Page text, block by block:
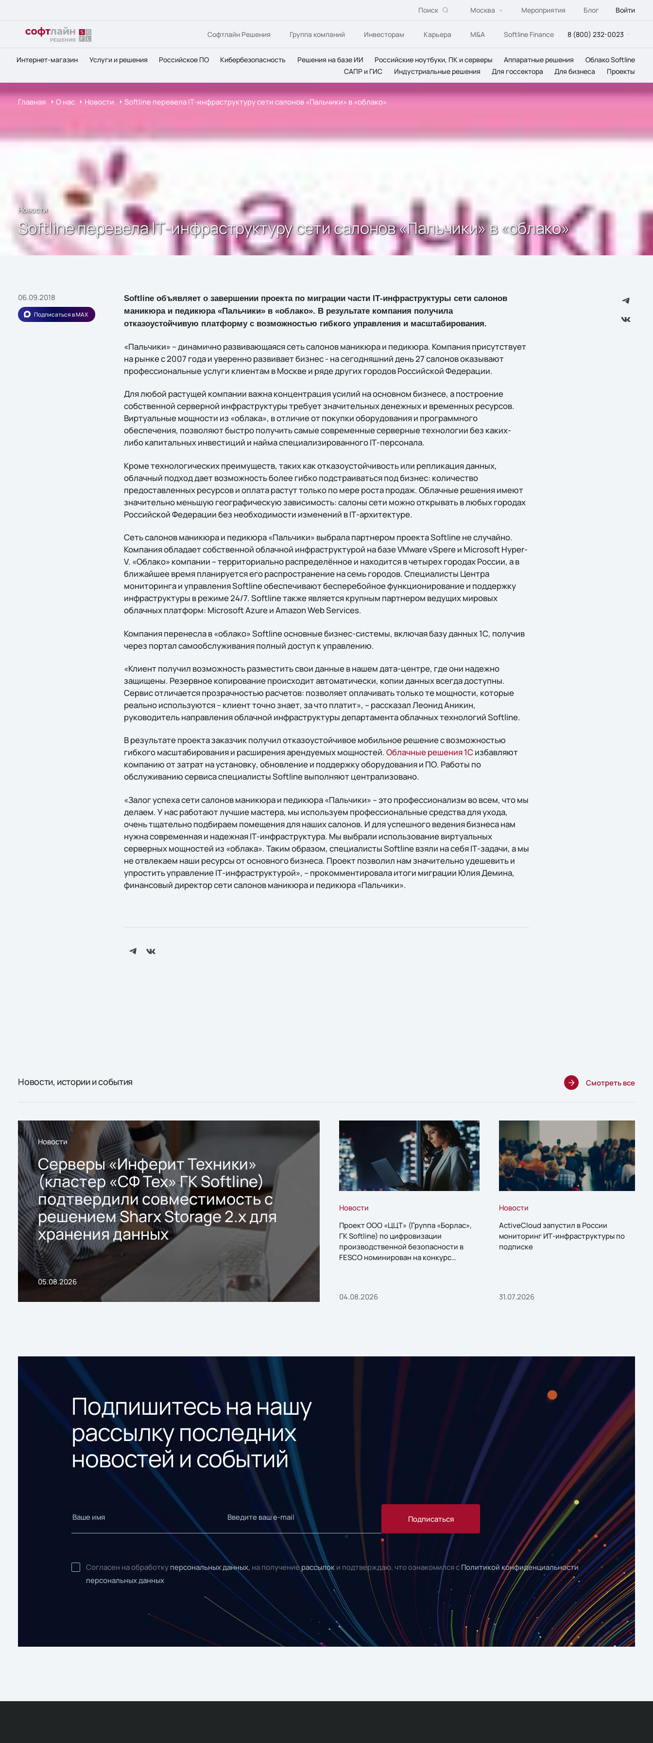
Поиск Москва Мероприятия Блог Войти
Софтлайн Решения Группа компаний Инвесторам Карьера M&A Softline Finance 8 (800) 232-0023
Интернет-магазин Услуги и решения Российское ПО Кибербезопасность Решения на базе ИИ Российские ноутбуки, ПК и серверы Аппаратные решения
Облако Softline
САПР и ГИС
Индустриальные решения Для госсектора Для бизнеса Проекты
Главная О нас Новости Softline перевела IТ-инфраструктуру сети салонов «Пальчики» в «облако»
Новости
Softline перевела IТ-инфраструктуру сети салонов «Пальчики» в «облако»
06.09.2018
Подписаться в MAX
Softline объявляет о завершении проекта по миграции части IТ-инфраструктуры сети салонов
маникюра и педикюра «Пальчики» в «облако». В результате компания получила
отказоустойчивую платформу с возможностью гибкого управления и масштабирования.
«Пальчики» – динамично развивающаяся сеть салонов маникюра и педикюра. Компания присутствует
на рынке с 2007 года и уверенно развивает бизнес - на сегодняшний день 27 салонов оказывают
профессиональные услуги клиентам в Москве и ряде других городов Российской Федерации.
Для любой растущей компании важна концентрация усилий на основном бизнесе, а построение
собственной серверной инфраструктуры требует значительных денежных и временных ресурсов.
Виртуальные мощности из «облака», в отличие от покупки оборудования и программного
обеспечения, позволяют быстро получить самые современные серверные технологии без каких-
либо капитальных инвестиций и найма специализированного IТ-персонала.
Кроме технологических преимуществ, таких как отказоустойчивость или репликация данных,
облачный подход дает возможность более гибко подстраиваться под бизнес: количество
предоставленных ресурсов и оплата растут только по мере роста продаж. Облачные решения имеют
значительно меньшую географическую зависимость: салоны сети можно открывать в любых городах
Российской Федерации без необходимости изменений в IТ-архитектуре.
Сеть салонов маникюра и педикюра «Пальчики» выбрала партнером проекта Softline не случайно.
Компания обладает собственной облачной инфраструктурой на базе VMware vSpere и Microsoft Hyper-
V. «Облако» компании – территориально распределённое и находится в четырех городах России, а в
ближайшее время планируется его распространение на семь городов. Специалисты Центра
мониторинга и управления Softline обеспечивают бесперебойное функционирование и поддержку
инфраструктуры в режиме 24/7. Softline также является крупным партнeром ведущих мировых
облачных платформ: Microsoft Azure и Amazon Web Services.
Компания перенесла в «облако» Softline основные бизнес-системы, включая базу данных 1С, получив
через портал самообслуживания полный доступ к управлению.
«Клиент получил возможность разместить свои данные в нашем дата-центре, где они надежно
защищены. Резервное копирование происходит автоматически, копии данных всегда доступны.
Сервис отличается прозрачностью расчетов: позволяет оплачивать только те мощности, которые
реально используются – клиент точно знает, за что платит», – рассказал Леонид Аникин,
руководитель направления облачной инфраструктуры департамента облачных технологий Softline.
В результате проекта заказчик получил отказоустойчивое мобильное решение с возможностью
гибкого масштабирования и расширения арендуемых мощностей. Облачные решения 1Сизбавляют
компанию от затрат на установку, обновление и поддержку оборудования и ПО. Работы по
обслуживанию сервиса специалисты Softline выполняют централизовано.
«Залог успеха сети салонов маникюра и педикюра «Пальчики» – это профессионализм во всем, что мы
делаем. У нас работают лучшие мастера, мы используем профессиональные средства для ухода,
очень тщательно подбираем помещения для наших салонов. И для успешного ведения бизнеса нам
нужна современная и надeжная IТ-инфраструктура. Мы выбрали использование виртуальных
серверных мощностей из «облака». Таким образом, специалисты Softline взяли на себя IТ-задачи, а мы
не отвлекаем наши ресурсы от основного бизнеса. Проект позволил нам значительно удешевить и
упростить управление IТ-инфраструктурой», – прокомментировала итоги миграции Юлия Демина,
финансовый директор сети салонов маникюра и педикюра «Пальчики».
Новости, истории и события Смотреть все
Новости
Серверы «Инферит Техники»
(кластер «СФ Тех» ГК Softline)
подтвердили совместимость с
решением Sharx Storage 2.x для
хранения данных
05.08.2026
Новости
Проект ООО «ЦЦТ» (Группа «Борлас»,
ГК Softline) по цифровизации
производственной безопасности в
FESCO номинирован на конкурс
04.08.2026
Новости
ActiveCloud запустил в России
мониторинг ИТ-инфраструктуры по
подписке
31.07.2026
Подпишитесь на нашу
рассылку последних
новостей и событий
Подписаться
Согласен на обработку персональных данных, на получениерассылок и подтверждаю, что ознакомился с Политикой конфиденциальности
персональных данных